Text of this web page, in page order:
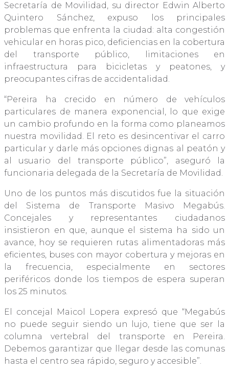
Secretaría de Movilidad, su director Edwin Alberto
Quintero Sánchez, expuso los principales
problemas que enfrenta la ciudad: alta congestión
vehicular en horas pico, deficiencias en la cobertura
del transporte público, limitaciones en
infraestructura para bicicletas y peatones, y
preocupantes cifras de accidentalidad.
“Pereira ha crecido en número de vehículos
particulares de manera exponencial, lo que exige
un cambio profundo en la forma como planeamos
nuestra movilidad. El reto es desincentivar el carro
particular y darle más opciones dignas al peatón y
al usuario del transporte público”, aseguró la
funcionaria delegada de la Secretaría de Movilidad.
Uno de los puntos más discutidos fue la situación
del Sistema de Transporte Masivo Megabús.
Concejales y representantes ciudadanos
insistieron en que, aunque el sistema ha sido un
avance, hoy se requieren rutas alimentadoras más
eficientes, buses con mayor cobertura y mejoras en
la frecuencia, especialmente en sectores
periféricos donde los tiempos de espera superan
los 25 minutos.
El concejal Maicol Lopera expresó que “Megabús
no puede seguir siendo un lujo, tiene que ser la
columna vertebral del transporte en Pereira.
Debemos garantizar que llegar desde las comunas
hasta el centro sea rápido, seguro y accesible”.